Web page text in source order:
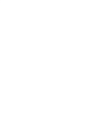
velegnet til både
rygpanel samt
mens flere
øger